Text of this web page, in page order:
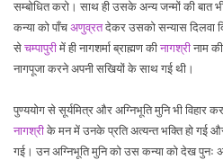
सम्बोधित करो। साथ ही उसके अन्य जन्मों की बात
कन्या को पाँचअणुव्रतदेकर उसको सन्यास दिलवा
सेचम्पापुरीमें ही नागशर्मा ब्राह्मण कीनागश्रीनाम
नागपूजा करने अपनी सखियों के साथ गई थी।
पुण्ययोग से सूर्यमित्र और अग्निभूति मुनि भी
नागश्रीके मन में उनके प्रति अत्यन्त भक्ति हो गई
गई। उन अग्निभूति मुनि को उस कन्या को देख पुनः